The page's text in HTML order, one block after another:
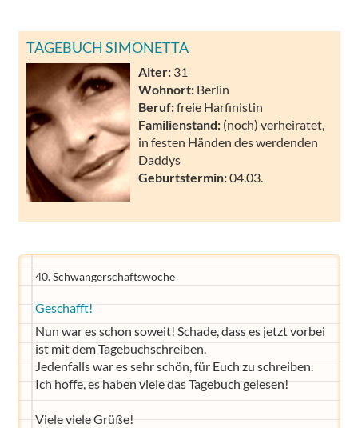
TAGEBUCH SIMONETTA
Alter: 31
Wohnort: Berlin
Beruf:freie Harfinistin
Familienstand: (noch) verheiratet,
in festen Händen des werdenden
Daddys
Geburtstermin:04.03.
40. Schwangerschaftswoche
Geschafft!
Nun war es schon soweit! Schade, dass es jetzt vorbei
ist mit dem Tagebuchschreiben.
Jedenfalls war es sehr schön, für Euch zu schreiben.
Ich hoffe, es haben viele das Tagebuch gelesen!
Viele viele Grüße!